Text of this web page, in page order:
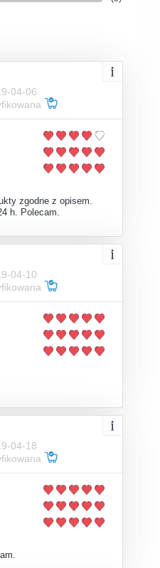
04-06
zgodne z opisem.
h. Polecam.
04-10
04-18